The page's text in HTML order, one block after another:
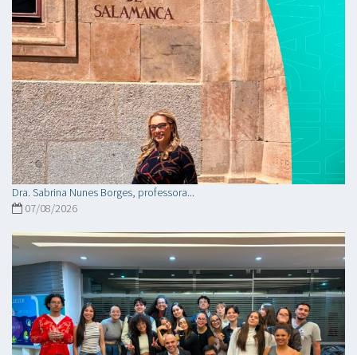
Dra. Sabrina Nunes Borges, professora...
07/08/2026